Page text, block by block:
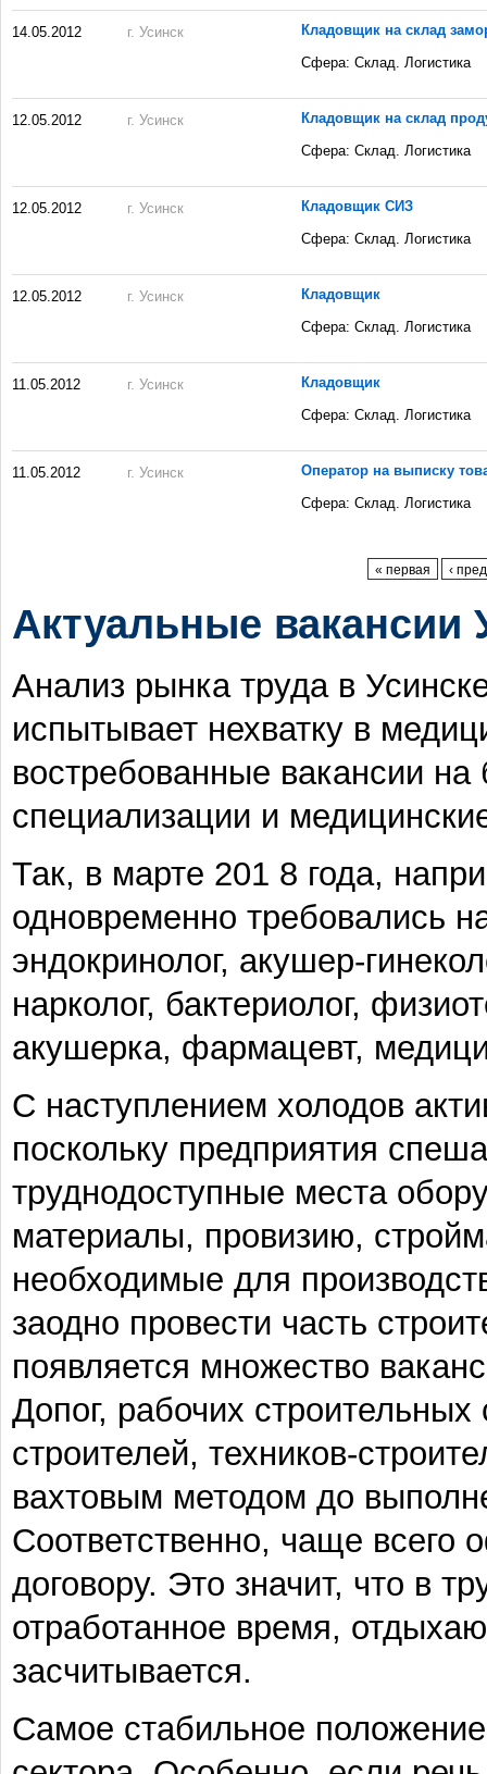
14.05.2012 г. Усинск
Кладовщик на склад
Сфера: Склад. Логистика
12.05.2012 г. Усинск
Кладовщик на склад
Сфера: Склад. Логистика
12.05.2012 г. Усинск
Кладовщик СИЗ
Сфера: Склад. Логистика
12.05.2012 г. Усинск
Кладовщик
Сфера: Склад. Логистика
11.05.2012 г. Усинск
Кладовщик
Сфера: Склад. Логистика
11.05.2012 г. Усинск
Оператор на выписку
Сфера: Склад. Логистика
« первая ‹
Актуальные вакансии
Анализ рынка труда в
испытывает нехватку в
востребованные вакансии
специализации и
Так, в марте 201 8 года,
одновременно требовались
эндокринолог, акушер-
нарколог, бактериолог,
акушерка, фармацевт,
С наступлением холодов
поскольку предприятия
труднодоступные места
материалы, провизию,
необходимые для
заодно провести часть
появляется множество
Допог, рабочих
строителей, техников-
вахтовым методом до
Соответственно, чаще всего
договору. Это значит, что в
отработанное время,
засчитывается.
Самое стабильное